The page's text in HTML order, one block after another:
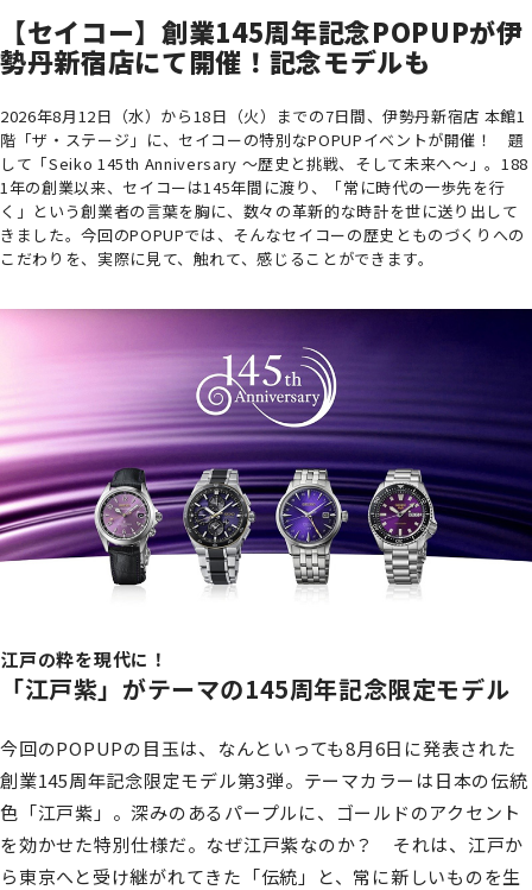
【セイコー】創業145周年記念POPUPが伊
勢丹新宿店にて開催！記念モデルも
2026年8月12日（水）から18日（火）までの7日間、伊勢丹新宿店 本館1
階「ザ・ステージ」に、セイコーの特別なPOPUPイベントが開催！ 題
して「Seiko 145th Anniversary ～歴史と挑戦、そして未来へ～」。188
1年の創業以来、セイコーは145年間に渡り、「常に時代の一歩先を行
く」という創業者の言葉を胸に、数々の革新的な時計を世に送り出して
きました。今回のPOPUPでは、そんなセイコーの歴史とものづくりへの
こだわりを、実際に見て、触れて、感じることができます。
江戸の粋を現代に！
「江戸紫」がテーマの145周年記念限定モデル
今回のPOPUPの目玉は、なんといっても8月6日に発表された
創業145周年記念限定モデル第3弾。テーマカラーは日本の伝統
色「江戸紫」。深みのあるパープルに、ゴールドのアクセント
を効かせた特別仕様だ。なぜ江戸紫なのか？ それは、江戸か
ら東京へと受け継がれてきた「伝統」と、常に新しいものを生